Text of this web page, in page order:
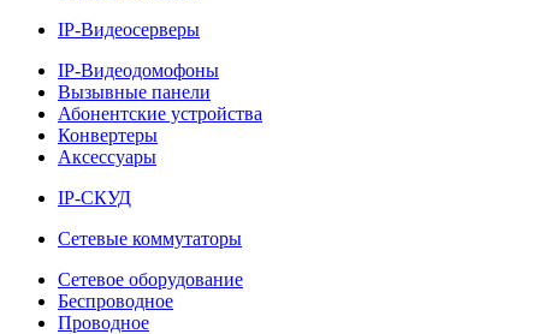
IP-Видеосерверы
IP-Видеодомофоны
Вызывные панели
Абонентские устройства
Конвертеры
Аксессуары
IP-СКУД
Сетевые коммутаторы
Сетевое оборудование
Беспроводное
Проводное